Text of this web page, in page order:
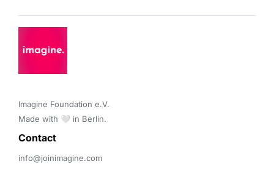
Imagine Foundation e.V.
Made with 🤍 in Berlin.
Contact
info@joinimagine.com